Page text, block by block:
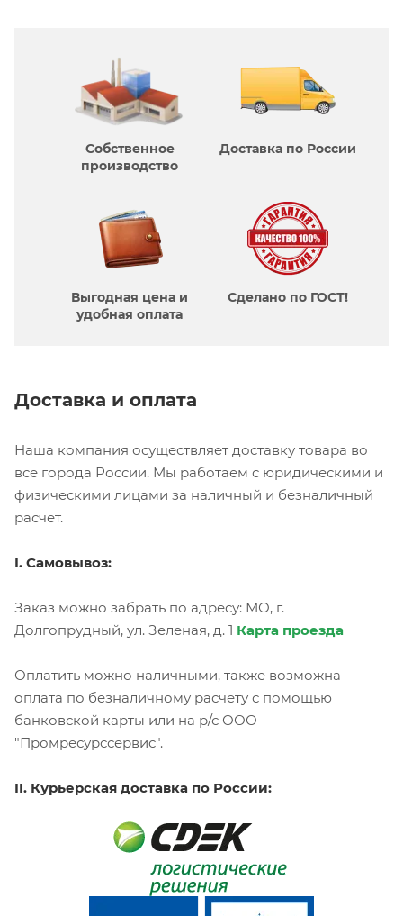
Собственное
производcтво
Доставка по России
Выгодная цена и
удобная оплата
Сделано по ГОСТ!
Доставка и оплата
Наша компания осуществляет доставку товара во
все города России. Мы работаем с юридическими и
физическими лицами за наличный и безналичный
расчет.
I. Самовывоз:
Заказ можно забрать по адресу: МО, г.
Долгопрудный, ул. Зеленая, д. 1 Карта проезда
Оплатить можно наличными, также возможна
оплата по безналичному расчету с помощью
банковской карты или на р/с ООО
"Промресурссервис".
II. Курьерская доставка по России: